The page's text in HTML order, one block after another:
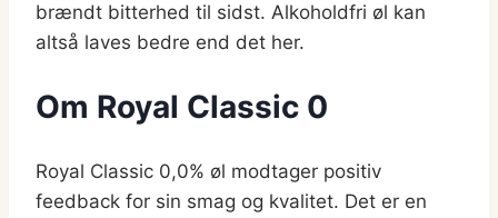
brændt bitterhed til sidst. Alkoholdfri øl kan
altså laves bedre end det her.
Om Royal Classic 0
Royal Classic 0,0% øl modtager positiv
feedback for sin smag og kvalitet. Det er en